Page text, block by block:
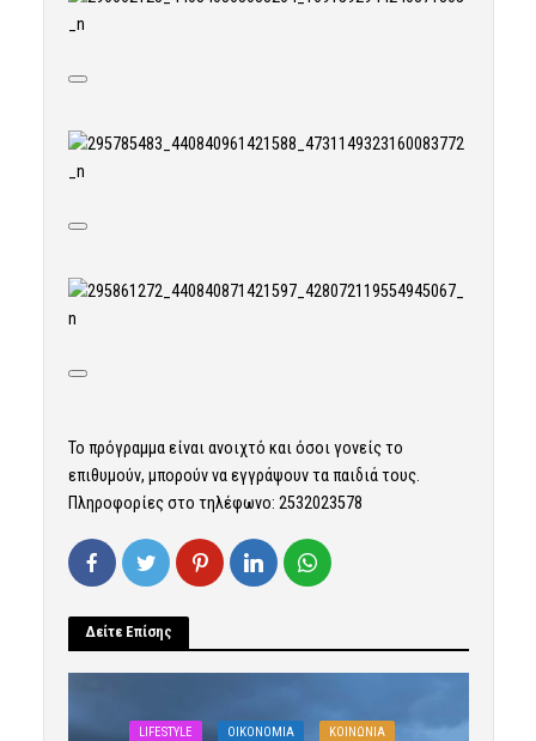
Το πρόγραμμα είναι ανοιχτό και όσοι γονείς το
επιθυμούν, μπορούν να εγγράψουν τα παιδιά τους.
Πληροφορίες στο τηλέφωνο: 2532023578
Δείτε Επίσης
LIFESTYLE OIKONOMIA ΚΟΙΝΩΝΙΑ